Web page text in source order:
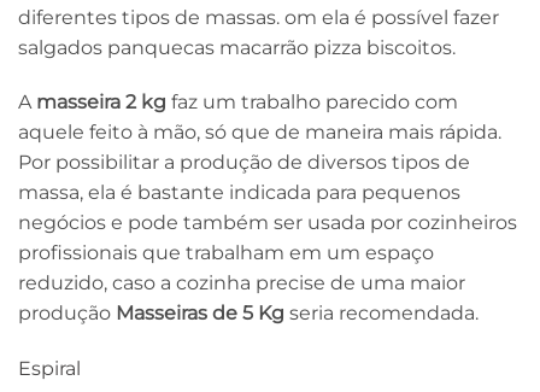
diferentes tipos de massas. om ela é possível fazer
salgados panquecas macarrão pizza biscoitos.
A masseira 2 kg faz um trabalho parecido com
aquele feito à mão, só que de maneira mais rápida.
Por possibilitar a produção de diversos tipos de
massa, ela é bastante indicada para pequenos
negócios e pode também ser usada por cozinheiros
profissionais que trabalham em um espaço
reduzido, caso a cozinha precise de uma maior
produção Masseiras de 5 Kg seria recomendada.
Espiral